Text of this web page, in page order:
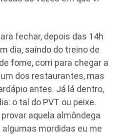
fechar, depois das 14h
dia, saindo do treino de
fome, corri para chegar a
dos restaurantes, mas
antes. Já lá dentro,
o tal do PVT ou peixe.
aquela almôndega
mordidas eu me